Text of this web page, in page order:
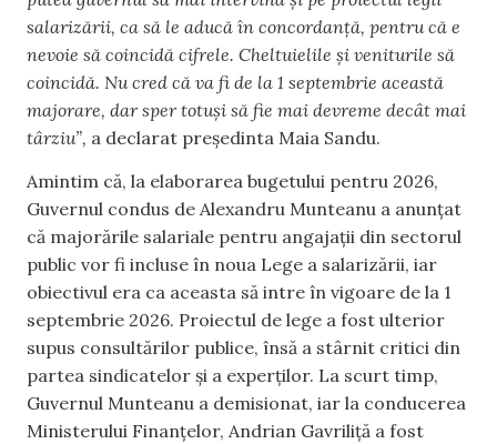
salarizării, ca să le aducă în concordanță, pentru că e
nevoie să coincidă cifrele. Cheltuielile și veniturile să
coincidă. Nu cred că va fi de la 1 septembrie această
majorare, dar sper totuși să fie mai devreme decât mai
târziu”, a declarat președinta Maia Sandu.
Amintim că, la elaborarea bugetului pentru 2026,
Guvernul condus de Alexandru Munteanu a anunțat
că majorările salariale pentru angajații din sectorul
public vor fi incluse în noua Lege a salarizării, iar
obiectivul era ca aceasta să intre în vigoare de la 1
septembrie 2026. Proiectul de lege a fost ulterior
supus consultărilor publice, însă a stârnit critici din
partea sindicatelor și a experților. La scurt timp,
Guvernul Munteanu a demisionat, iar la conducerea
Ministerului Finanțelor, Andrian Gavriliță a fost